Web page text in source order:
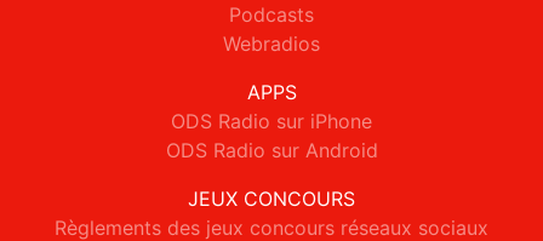
Podcasts
Webradios
APPS
ODS Radio sur iPhone
ODS Radio sur Android
JEUX CONCOURS
Règlements des jeux concours réseaux sociaux